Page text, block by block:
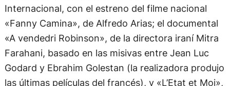
Internacional, con el estreno del filme nacional
«Fanny Camina», de Alfredo Arias; el documental
«A vendedri Robinson», de la directora iraní Mitra
Farahani, basado en las misivas entre Jean Luc
Godard y Ebrahim Golestan (la realizadora produjo
las últimas películas del francés), y «L’Etat et Moi»,